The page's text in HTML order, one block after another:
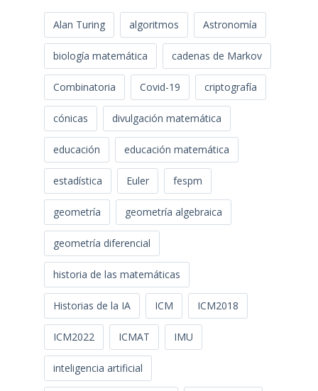
Alan Turing algoritmos Astronomía
biología matemática cadenas de Markov
Combinatoria Covid-19 criptografía
cónicas divulgación matemática
educación educación matemática
estadística Euler fespm
geometría geometría algebraica
geometría diferencial
historia de las matemáticas
Historias de la IA ICM ICM2018
ICM2022 ICMAT IMU
inteligencia artificial